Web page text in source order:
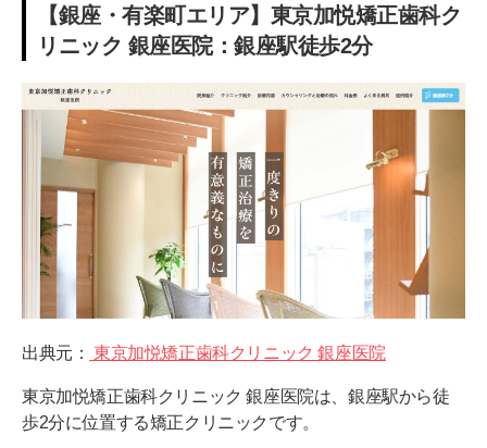
【銀座・有楽町エリア】東京加悦矯正歯科ク
リニック 銀座医院：銀座駅徒歩2分
出典元： 東京加悦矯正歯科クリニック 銀座医院
東京加悦矯正歯科クリニック 銀座医院は、銀座駅から徒
歩2分に位置する矯正クリニックです。